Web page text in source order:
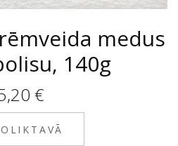
medus
140g
€